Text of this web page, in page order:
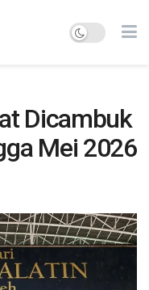
Dicambuk
Mei 2026